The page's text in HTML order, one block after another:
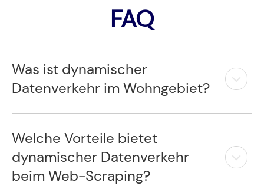
FAQ
Was ist dynamischer
Datenverkehr im Wohngebiet?
Welche Vorteile bietet
dynamischer Datenverkehr
beim Web-Scraping?